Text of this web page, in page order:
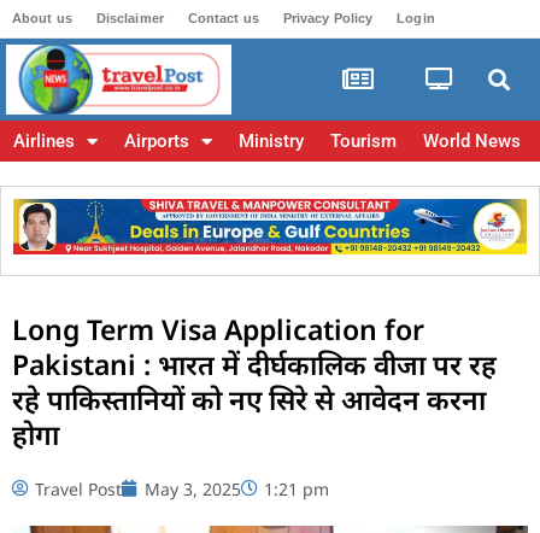
About us Disclaimer Contact us Privacy Policy Login
Airlines Airports Ministry Tourism World News
Long Term Visa Application for
Pakistani : भारत में दीर्घकालिक वीजा पर रह
रहे पाकिस्तानियों को नए सिरे से आवेदन करना
होगा
Travel Post May 3, 2025 1:21 pm